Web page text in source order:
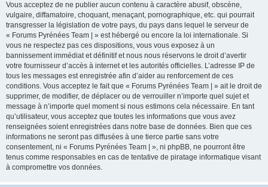
Vous acceptez de ne publier aucun contenu à caractère abusif, obscène,
vulgaire, diffamatoire, choquant, menaçant, pornographique, etc. qui pourrait
transgresser la législation de votre pays, du pays dans lequel le serveur de
« Forums Pyrénées Team | » est hébergé ou encore la loi internationale. Si
vous ne respectez pas ces dispositions, vous vous exposez à un
bannissement immédiat et définitif et nous nous réservons le droit d’avertir
votre fournisseur d’accès à internet et les autorités officielles. L’adresse IP de
tous les messages est enregistrée afin d’aider au renforcement de ces
conditions. Vous acceptez le fait que « Forums Pyrénées Team | » ait le droit de
supprimer, de modifier, de déplacer ou de verrouiller n’importe quel sujet et
message à n’importe quel moment si nous estimons cela nécessaire. En tant
qu’utilisateur, vous acceptez que toutes les informations que vous avez
renseignées soient enregistrées dans notre base de données. Bien que ces
informations ne seront pas diffusées à une tierce partie sans votre
consentement, ni « Forums Pyrénées Team | », ni phpBB, ne pourront être
tenus comme responsables en cas de tentative de piratage informatique visant
à compromettre vos données.